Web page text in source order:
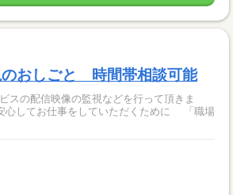
のおしごと 時間帯相談可能
スの配信映像の監視などを行って頂きま